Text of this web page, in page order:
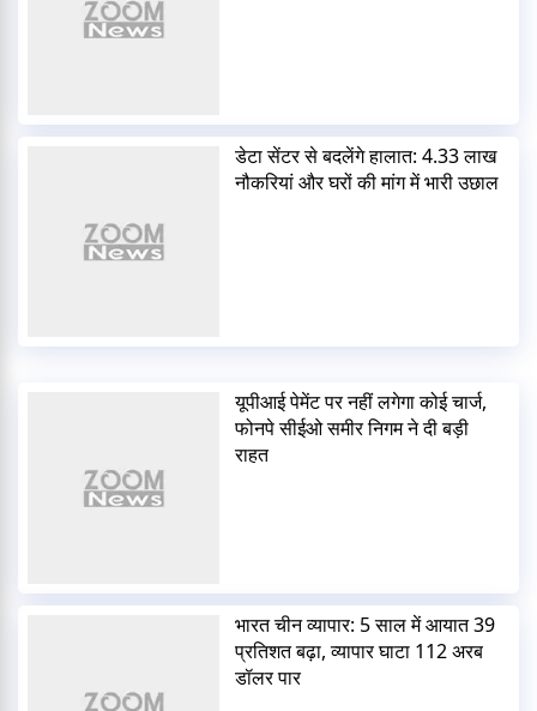
डेटा सेंटर से बदलेंगे हालात: 4.33 लाख
नौकरियां और घरों की मांग में भारी उछाल
यूपीआई पेमेंट पर नहीं लगेगा कोई चार्ज,
फोनपे सीईओ समीर निगम ने दी बड़ी
राहत
भारत चीन व्यापार: 5 साल में आयात 39
प्रतिशत बढ़ा, व्यापार घाटा 112 अरब
डॉलर पार